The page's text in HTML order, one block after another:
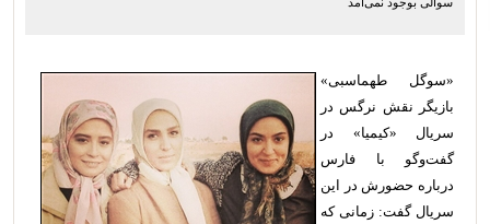
«سوگل طهماسبی»
بازیگر نقش نرگس در
سریال «کیمیا» در
گفت‌وگو با فارس
درباره حضورش در این
سریال گفت: زمانی که